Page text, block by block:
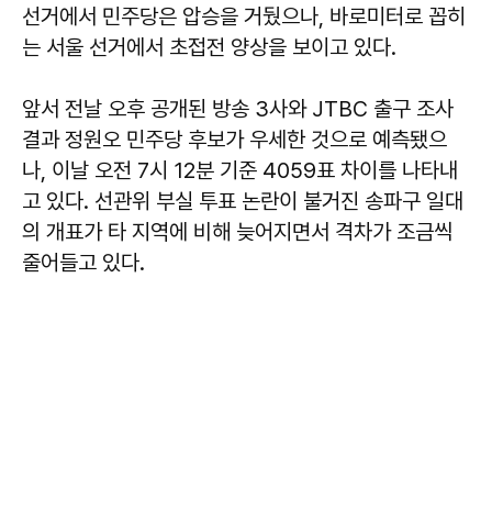
선거에서 민주당은 압승을 거뒀으나, 바로미터로 꼽히
는 서울 선거에서 초접전 양상을 보이고 있다.
앞서 전날 오후 공개된 방송 3사와 JTBC 출구 조사
결과 정원오 민주당 후보가 우세한 것으로 예측됐으
나, 이날 오전 7시 12분 기준 4059표 차이를 나타내
고 있다. 선관위 부실 투표 논란이 불거진 송파구 일대
의 개표가 타 지역에 비해 늦어지면서 격차가 조금씩
줄어들고 있다.